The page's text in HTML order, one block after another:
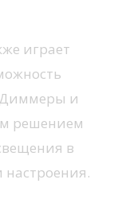
играет
Диммеры и
решением
в
настроения.